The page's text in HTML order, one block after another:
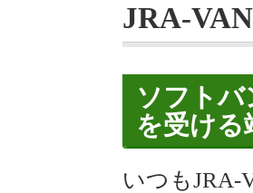
JRA-
ソフト
を受ける
いつもJRA-